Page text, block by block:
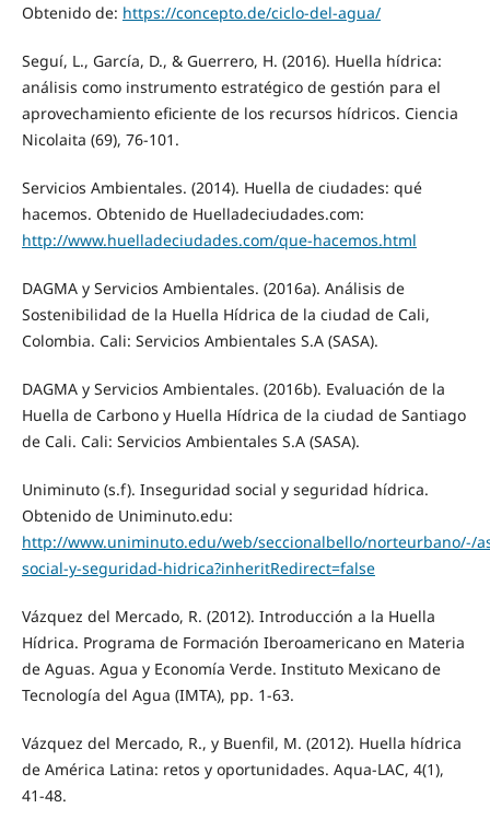
Obtenido de: https://concepto.de/ciclo-del-agua/
Seguí, L., García, D., & Guerrero, H. (2016). Huella hídrica:
análisis como instrumento estratégico de gestión para el
aprovechamiento eficiente de los recursos hídricos. Ciencia
Nicolaita (69), 76-101.
Servicios Ambientales. (2014). Huella de ciudades: qué
hacemos. Obtenido de Huelladeciudades.com:
http://www.huelladeciudades.com/que-hacemos.html
DAGMA y Servicios Ambientales. (2016a). Análisis de
Sostenibilidad de la Huella Hídrica de la ciudad de Cali,
Colombia. Cali: Servicios Ambientales S.A (SASA).
DAGMA y Servicios Ambientales. (2016b). Evaluación de la
Huella de Carbono y Huella Hídrica de la ciudad de Santiago
de Cali. Cali: Servicios Ambientales S.A (SASA).
Uniminuto (s.f). Inseguridad social y seguridad hídrica.
Obtenido de Uniminuto.edu:
http://www.uniminuto.edu/web/seccionalbello/norteurbano/-/
social-y-seguridad-hidrica?inheritRedirect=false
Vázquez del Mercado, R. (2012). Introducción a la Huella
Hídrica. Programa de Formación Iberoamericano en Materia
de Aguas. Agua y Economía Verde. Instituto Mexicano de
Tecnología del Agua (IMTA), pp. 1-63.
Vázquez del Mercado, R., y Buenfil, M. (2012). Huella hídrica
de América Latina: retos y oportunidades. Aqua-LAC, 4(1),
41-48.